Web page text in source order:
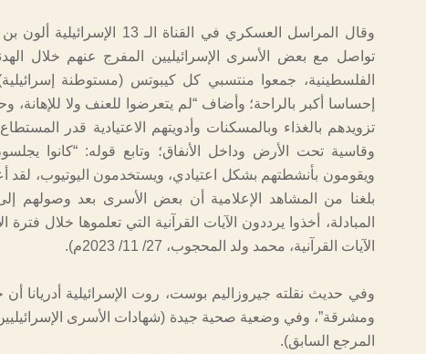
وقال المراسل العسكري في القناة
تواصل مع بعض الأسرى الإسرائيليين المفرج عنهم خلال
الفلسطينية، جمعوا منتسبي كل كيبوتس (مستوطنة
إحساسا أكبر بالراحة؛ وأضاف “لم يتعرضوا للعنف ولا للإهانة،
تزويدهم بالغذاء وبالمسكنات وأدويتهم الاعتيادية قدر
وقاسية تحت الأرض وداخل الأنفاق؛ وتابع قوله: “كانوا
ويقومون بأنشطتهم بشكل اعتيادي، ويستخدمون اليوتيوب، لقد
بلغنا من المشاهد الإعلامية أن بعض الأسرى بعد وصولهم
المبادلة، أخذوا يرددون الآيات القرآنية التي تعلموها خلال
الآيات القرآنية، محمد ولد المحجوب، 27/ 11/ 2023م).
وفي حديث نقلته جيروزاليم بوست، روت الإسرائيلية أدريانا
ومشرقة”، وفي وضعية صحية جيدة (شهادات الأسرى
المرجع السابق).